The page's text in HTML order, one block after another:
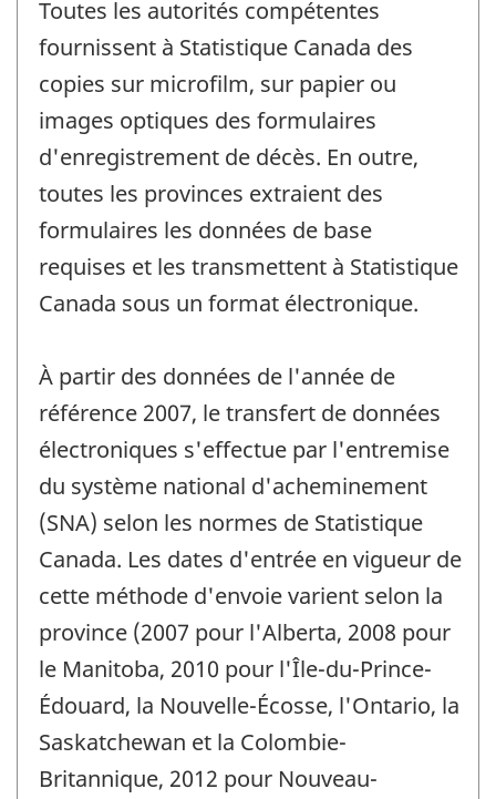
Toutes les autorités compétentes
fournissent à Statistique Canada des
copies sur microfilm, sur papier ou
images optiques des formulaires
d'enregistrement de décès. En outre,
toutes les provinces extraient des
formulaires les données de base
requises et les transmettent à Statistique
Canada sous un format électronique.
À partir des données de l'année de
référence 2007, le transfert de données
électroniques s'effectue par l'entremise
du système national d'acheminement
(SNA) selon les normes de Statistique
Canada. Les dates d'entrée en vigueur de
cette méthode d'envoie varient selon la
province (2007 pour l'Alberta, 2008 pour
le Manitoba, 2010 pour l'Île-du-Prince-
Édouard, la Nouvelle-Écosse, l'Ontario, la
Saskatchewan et la Colombie-
Britannique, 2012 pour Nouveau-